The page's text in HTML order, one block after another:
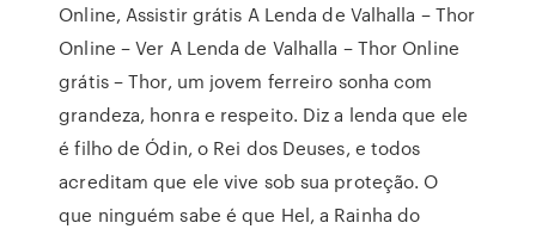
Online, Assistir grátis A Lenda de Valhalla – Thor
Online – Ver A Lenda de Valhalla – Thor Online
grátis – Thor, um jovem ferreiro sonha com
grandeza, honra e respeito. Diz a lenda que ele
é filho de Ódin, o Rei dos Deuses, e todos
acreditam que ele vive sob sua proteção. O
que ninguém sabe é que Hel, a Rainha do